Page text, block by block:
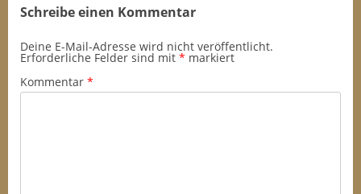
Schreibe einen Kommentar
Deine E-Mail-Adresse wird nicht veröffentlicht.
Erforderliche Felder sind mit * markiert
Kommentar *